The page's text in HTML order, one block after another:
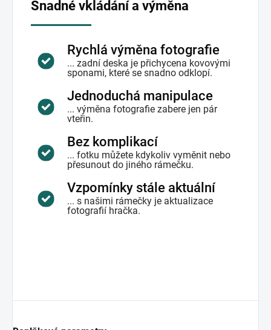
Snadné vkládání a výměna
Rychlá výměna fotografie
... zadní deska je přichycena kovovými
sponami, které se snadno odklopí.
Jednoduchá manipulace
... výměna fotografie zabere jen pár
vteřin.
Bez komplikací
... fotku můžete kdykoliv vyměnit nebo
přesunout do jiného rámečku.
Vzpomínky stále aktuální
... s našimi rámečky je aktualizace
fotografií hračka.